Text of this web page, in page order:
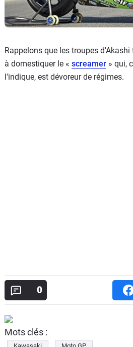
Rappelons que les troupes
à domestiquer le « screamer » qui,
l'indique, est dévoreur de régimes.
0
Mots clés :